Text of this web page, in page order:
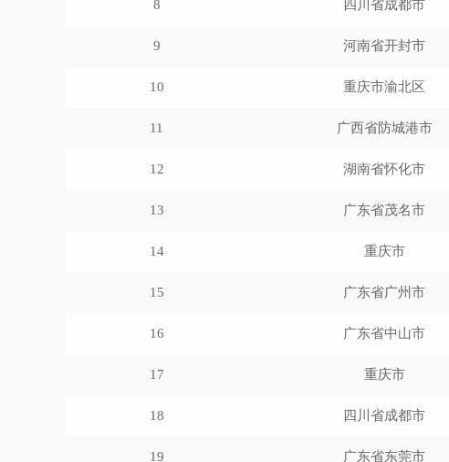
8 四川省成都市
9 河南省开封市
10 重庆市渝北区
11 广西省防城港市
12 湖南省怀化市
13 广东省茂名市
14 重庆市
15 广东省广州市
16 广东省中山市
17 重庆市
18 四川省成都市
19 广东省东莞市